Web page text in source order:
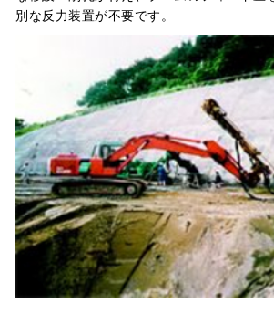
別な反力装置が不要です。